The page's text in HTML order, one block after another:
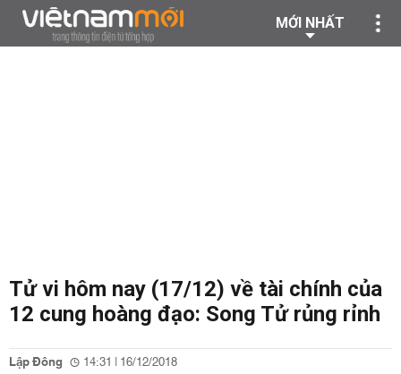
MỚI NHẤT
Tử vi hôm nay (17/12) về tài chính của
12 cung hoàng đạo: Song Tử rủng rỉnh
Lập Đông 14:31 | 16/12/2018